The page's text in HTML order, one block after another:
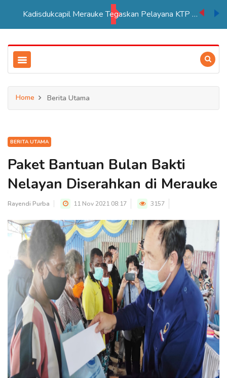
Kadisdukcapil Merauke Tegaskan Pelayana KTP Sesuai SOP
Home Berita Utama
BERITA UTAMA
Paket Bantuan Bulan Bakti
Nelayan Diserahkan di Merauke
Rayendi Purba 11 Nov 2021 08:17 3157